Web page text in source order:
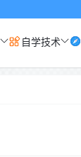
自学技术